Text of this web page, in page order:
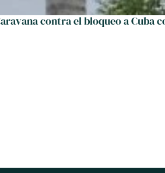
contra el bloqueo a Cuba